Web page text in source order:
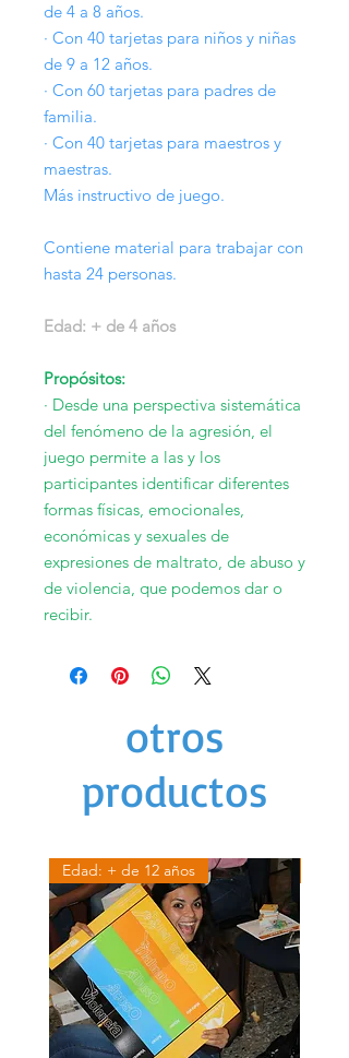
de 4 a 8 años.
· Con 40 tarjetas para niños y niñas
de 9 a 12 años.
· Con 60 tarjetas para padres de
familia.
· Con 40 tarjetas para maestros y
maestras.
Más instructivo de juego.
Contiene material para trabajar con
hasta 24 personas.
Edad: + de 4 años
Propósitos:
· Desde una perspectiva sistemática
del fenómeno de la agresión, el
juego permite a las y los
participantes identificar diferentes
formas físicas, emocionales,
económicas y sexuales de
expresiones de maltrato, de abuso y
de violencia, que podemos dar o
recibir.
otros
productos
Edad: + de 12 años